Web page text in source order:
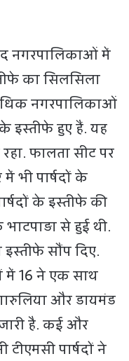
नगरपालिकाओं में
का सिलसिला
नगरपालिकाओं
इस्तीफे हुए हैं. यह
फालता सीट पर
भी पार्षदों के
के इस्तीफे की
से हुई थी.
सौंप दिए.
में 16 ने एक साथ
और डायमंड
है. कई और
पार्षदों ने